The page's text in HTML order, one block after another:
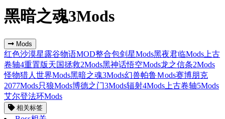
黑暗之魂3Mods
Mods
红色沙漠星露谷物语MOD整合包剑星Mods黑夜君临Mods 上古
卷轴4重置版天国拯救2Mods黑神话悟空Mods龙之信条2Mods
怪物猎人世界Mods黑暗之魂3Mods幻兽帕鲁Ｍods赛博朋克
2077Mods只狼Mods博德之门3Mods辐射4Mods 上古卷轴5Mods
艾尔登法环Mods
相关标签